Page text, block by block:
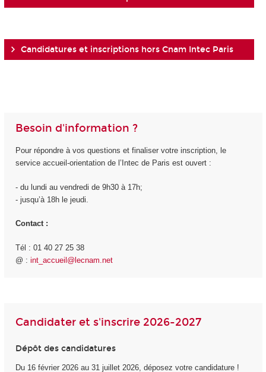
Candidatures et inscriptions hors Cnam Intec Paris
Besoin d'information ?
Pour répondre à vos questions et finaliser votre inscription, le
service accueil-orientation de l’Intec de Paris est ouvert :
- du lundi au vendredi de 9h30 à 17h;
- jusqu’à 18h le jeudi.
Contact :
Tél : 01 40 27 25 38
@ : int_accueil@lecnam.net
Candidater et s'inscrire 2026-2027
Dépôt des candidatures
Du 16 février 2026 au 31 juillet 2026, déposez votre candidature !